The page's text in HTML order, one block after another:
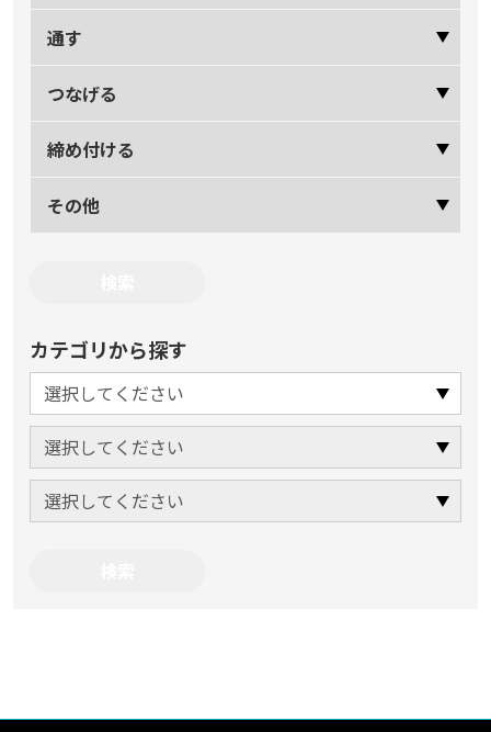
通す
つなげる
締め付ける
その他
カテゴリから探す